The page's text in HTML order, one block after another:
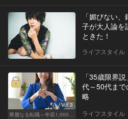
「媚びない
子が大人論を
ときた！
ライフスタイル
Vol.3
華麗なる転職～年収1,000万超の道～
「35歳限界
代～50代ま
略
ライフスタイル